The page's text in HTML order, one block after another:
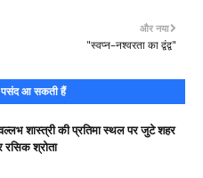
और नया
"स्वप्न–नश्वरता का द्वंद्व"
आ सकती हैं
शास्त्री की प्रतिमा स्थल पर जुटे शहर
श्रोता